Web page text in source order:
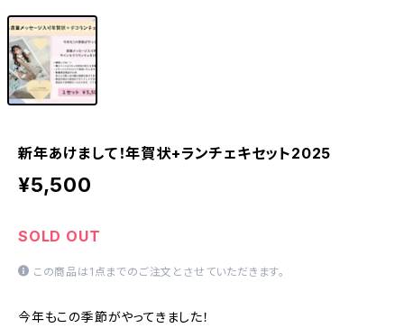
新年あけまして！年賀状+ランチェキセット2025
¥5,500
SOLD OUT
この商品は1点までのご注文とさせていただきます。
今年もこの季節がやってきました！